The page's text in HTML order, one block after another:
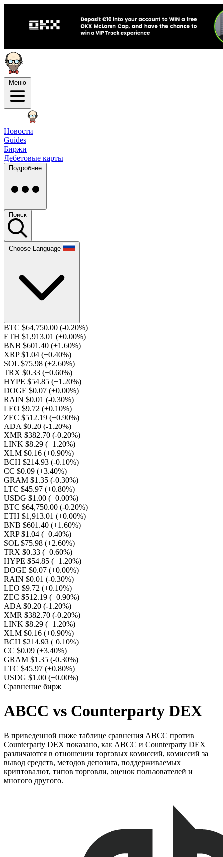
Меню
Новости
Guides
Биржи
Дебетовые карты
Подробнее
Поиск
Choose Language
BTC $64,750.00 (-0.20%)
ETH $1,913.01 (+0.00%)
BNB $601.40 (+1.60%)
XRP $1.04 (+0.40%)
SOL $75.98 (+2.60%)
TRX $0.33 (+0.60%)
HYPE $54.85 (+1.20%)
DOGE $0.07 (+0.00%)
RAIN $0.01 (-0.30%)
LEO $9.72 (+0.10%)
ZEC $512.19 (+0.90%)
ADA $0.20 (-1.20%)
XMR $382.70 (-0.20%)
LINK $8.29 (+1.20%)
XLM $0.16 (+0.90%)
BCH $214.93 (-0.10%)
CC $0.09 (+3.40%)
GRAM $1.35 (-0.30%)
LTC $45.97 (+0.80%)
USDG $1.00 (+0.00%)
BTC $64,750.00 (-0.20%)
ETH $1,913.01 (+0.00%)
BNB $601.40 (+1.60%)
XRP $1.04 (+0.40%)
SOL $75.98 (+2.60%)
TRX $0.33 (+0.60%)
HYPE $54.85 (+1.20%)
DOGE $0.07 (+0.00%)
RAIN $0.01 (-0.30%)
LEO $9.72 (+0.10%)
ZEC $512.19 (+0.90%)
ADA $0.20 (-1.20%)
XMR $382.70 (-0.20%)
LINK $8.29 (+1.20%)
XLM $0.16 (+0.90%)
BCH $214.93 (-0.10%)
CC $0.09 (+3.40%)
GRAM $1.35 (-0.30%)
LTC $45.97 (+0.80%)
USDG $1.00 (+0.00%)
Сравнение бирж
ABCC vs Counterparty DEX
В приведенной ниже таблице сравнения ABCC против
Counterparty DEX показано, как ABCC и Counterparty DEX
различаются в отношении торговых комиссий, комиссий за
вывод средств, методов депозита, поддерживаемых
криптовалют, типов торговли, оценок пользователей и
многого другого.